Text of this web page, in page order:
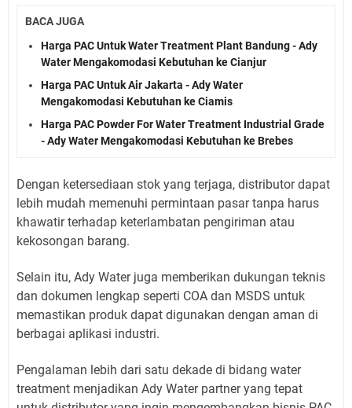
BACA JUGA
Harga PAC Untuk Water Treatment Plant Bandung - Ady
Water Mengakomodasi Kebutuhan ke Cianjur
Harga PAC Untuk Air Jakarta - Ady Water
Mengakomodasi Kebutuhan ke Ciamis
Harga PAC Powder For Water Treatment Industrial Grade
- Ady Water Mengakomodasi Kebutuhan ke Brebes
Dengan ketersediaan stok yang terjaga, distributor dapat
lebih mudah memenuhi permintaan pasar tanpa harus
khawatir terhadap keterlambatan pengiriman atau
kekosongan barang.
Selain itu, Ady Water juga memberikan dukungan teknis
dan dokumen lengkap seperti COA dan MSDS untuk
memastikan produk dapat digunakan dengan aman di
berbagai aplikasi industri.
Pengalaman lebih dari satu dekade di bidang water
treatment menjadikan Ady Water partner yang tepat